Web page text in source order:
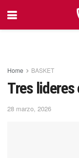
Home BASKET
Tres lideres
28 marzo, 2026